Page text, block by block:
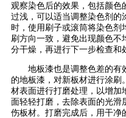
观察染色后的效果，包括颜色
过浅，可以适当调整染色剂的
时，使用刷子或滚筒将染色
刷方向一致，避免出现颜色
分干燥，再进行下一步检查和
地板漆也是调整色差的有
的地板漆，对新板材进行涂刷
材表面进行打磨处理，以增加
面轻轻打磨，去除表面的光滑
伤板材。打磨完成后，用干净